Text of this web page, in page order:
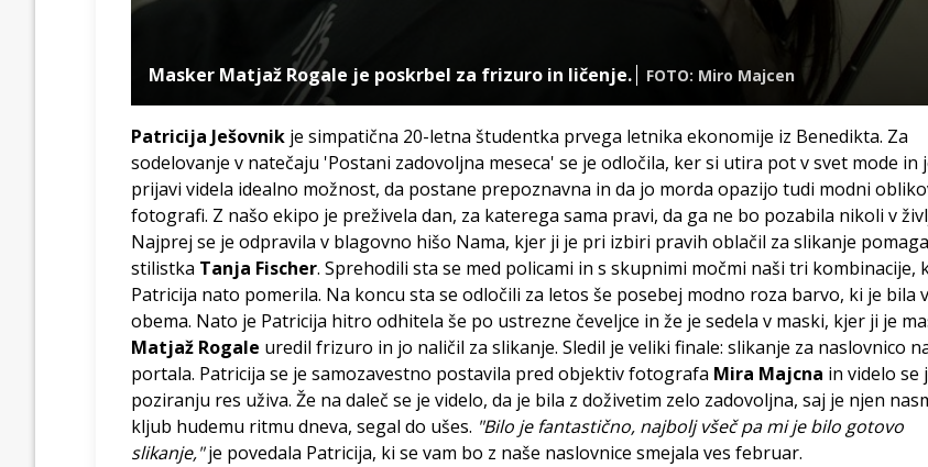
Masker Matjaž Rogale je poskrbel za frizuro in ličenje. FOTO: Miro Majcen
Patricija Ješovnik je simpatična 20-letna študentka prvega letnika ekonomije iz Benedikta. Za
sodelovanje v natečaju 'Postani zadovoljna meseca' se je odločila, ker si utira pot v svet mode in
prijavi videla idealno možnost, da postane prepoznavna in da jo morda opazijo tudi modni
fotografi. Z našo ekipo je preživela dan, za katerega sama pravi, da ga ne bo pozabila nikoli v
Najprej se je odpravila v blagovno hišo Nama, kjer ji je pri izbiri pravih oblačil za slikanje
stilistka Tanja Fischer. Sprehodili sta se med policami in s skupnimi močmi naši tri kombinacije,
Patricija nato pomerila. Na koncu sta se odločili za letos še posebej modno roza barvo, ki je bila
obema. Nato je Patricija hitro odhitela še po ustrezne čeveljce in že je sedela v maski, kjer ji je
Matjaž Rogale uredil frizuro in jo naličil za slikanje. Sledil je veliki finale: slikanje za naslovnico
portala. Patricija se je samozavestno postavila pred objektiv fotografa Mira Majcna in videlo se
poziranju res uživa. Že na daleč se je videlo, da je bila z doživetim zelo zadovoljna, saj je njen
kljub hudemu ritmu dneva, segal do ušes. "Bilo je fantastično, najbolj všeč pa mi je bilo gotovo
slikanje,"je povedala Patricija, ki se vam bo z naše naslovnice smejala ves februar.